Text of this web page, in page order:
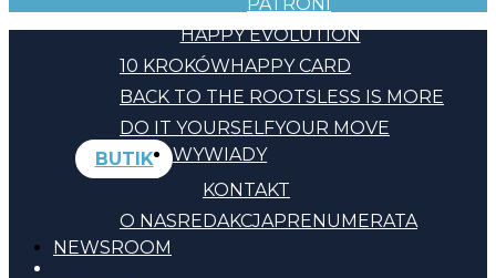
HAPPY EVOLUTION
10 KROKÓWHAPPY CARD
BACK TO THE ROOTSLESS IS MORE
DO IT YOURSELFYOUR MOVE
BUTIK
KONTAKT
O NASREDAKCJAPRENUMERATA
WYWIADY
NEWSROOM